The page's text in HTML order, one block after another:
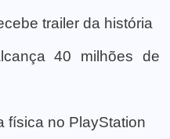
trailer da história
40 milhões de
física no PlayStation